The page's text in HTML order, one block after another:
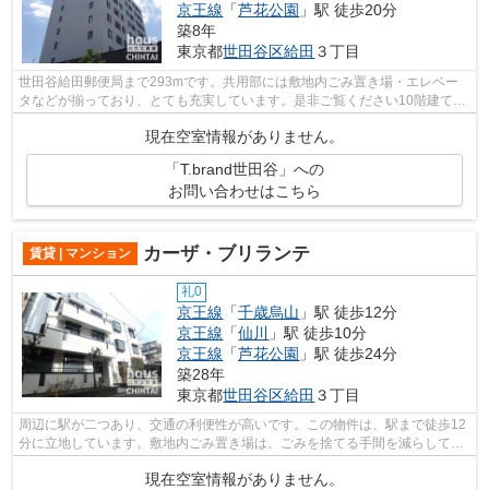
京王線 「芦花公園 」駅 徒歩20分
築8年
東京都世田谷区給田 ３丁目
世田谷給田郵便局まで293mです。共用部には敷地内ごみ置き場・エレベー
タなどが揃っており、とても充実しています。是非ご覧ください10階建ての
高層建築。3駅以上利用可なので電車での...
現在空室情報がありません。
「T.brand世田谷」への
お問い合わせはこちら
賃貸 | マンション カーザ・ブリランテ
礼0
京王線 「千歳烏山 」駅 徒歩12分
京王線 「仙川
」駅 徒歩10分
京王線 「芦花公園 」駅 徒歩24分
築28年
東京都世田谷区給田 ３丁目
周辺に駅が二つあり、交通の利便性が高いです。この物件は、駅まで徒歩12
分に立地しています。敷地内ごみ置き場は、ごみを捨てる手間を減らしてく
現在空室情報がありません。